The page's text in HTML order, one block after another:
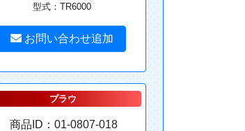
型式：TR6000
お問い合わせ追加
プラウ
商品ID：01-0807-018